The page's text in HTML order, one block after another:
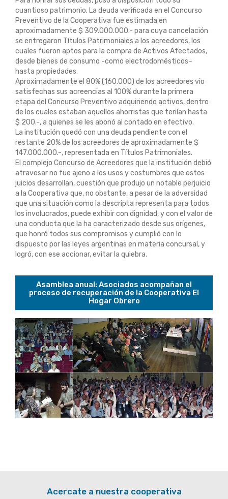
cuantioso patrimonio. La deuda verificada en el Concurso
Preventivo de la Cooperativa fue estimada en
aproximadamente $ 309.000.000.- para cuya cancelación
se entregaron Títulos Patrimoniales a los acreedores, los
cuales fueron aptos para la compra de Activos Afectados,
desde bienes de consumo -como electrodomésticos–
hasta propiedades.
Aproximadamente el 80% (160.000) de los acreedores vio
satisfechas sus acreencias al 100% durante la primera
etapa del Concurso Preventivo adquiriendo activos, dentro
de los cuales estaban aquellos ahorristas que tenían hasta
$ 200.-, a quienes se les abonó al contado en efectivo.
La institución quedó con una deuda pendiente con el
restante 20% de los acreedores de aproximadamente $
147.000.000.-, representada en Títulos Patrimoniales.
El complejo Concurso de Acreedores que la institución debió
atravesar no fue ajeno a los usos y costumbres que estos
juicios desarrollan, cuestión que produjo un notable perjuicio
a la Cooperativa que, no obstante, a pesar de la adversidad
que una situación como la descripta representa para todos
los involucrados, puede exhibir con dignidad, y con el valor de
una conducta que la ha caracterizado desde sus orígenes,
que honró todos sus compromisos y cumplió con lo
dispuesto por las leyes argentinas en materia concursal, y
logró, con ese accionar, evitar la quiebra.
Asamblea anual: Asociados acompañan el
proceso de recuperación de la Cooperativa El
Hogar Obrero
Acercate a nuestra cooperativa